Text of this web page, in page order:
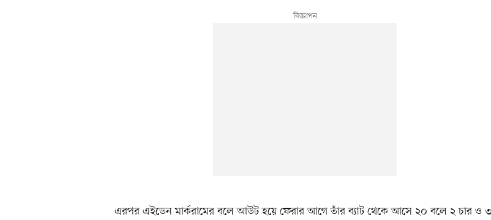
এরপর এইডেন মার্করামের বলে আউট হয়ে ফেরার আগে তাঁর ব্যাট থেকে আসে ২০ বলে ২ চার ও ৩